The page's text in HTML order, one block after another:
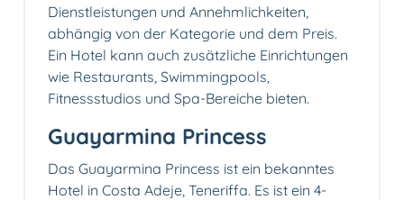
Dienstleistungen und Annehmlichkeiten,
abhängig von der Kategorie und dem Preis.
Ein Hotel kann auch zusätzliche Einrichtungen
wie Restaurants, Swimmingpools,
Fitnessstudios und Spa-Bereiche bieten.
Guayarmina Princess
Das Guayarmina Princess ist ein bekanntes
Hotel in Costa Adeje, Teneriffa. Es ist ein 4-